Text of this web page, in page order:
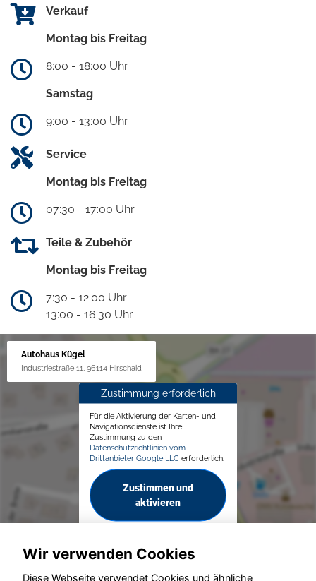
Verkauf
Montag bis Freitag
8:00 - 18:00 Uhr
Samstag
9:00 - 13:00 Uhr
Service
Montag bis Freitag
07:30 - 17:00 Uhr
Teile & Zubehör
Montag bis Freitag
7:30 - 12:00 Uhr
13:00 - 16:30 Uhr
Autohaus Kügel
Industriestraße 11, 96114 Hirschaid
Zustimmung erforderlich
Für die Aktivierung der Karten- und
Navigationsdienste ist Ihre
Zustimmung zu den
Datenschutzrichtlinien vom
Drittanbieter Google LLC erforderlich.
Zustimmen und
aktivieren
Wir verwenden Cookies
Diese Webseite verwendet Cookies und ähnliche